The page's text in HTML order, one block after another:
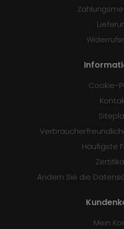
Cookie-
Häufigste
Ändern Sie die
Mein